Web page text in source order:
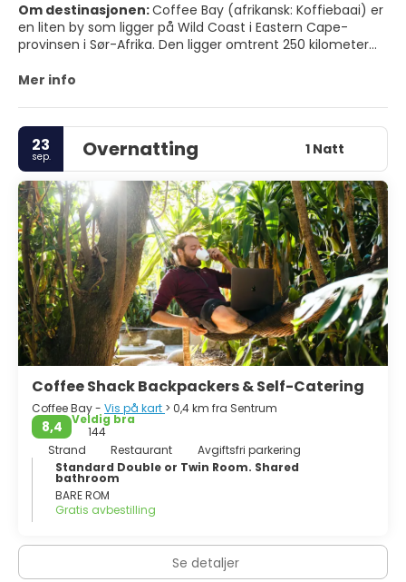
Om destinasjonen:Coffee Bay (afrikansk: Koffiebaai) er
en liten by som ligger på Wild Coast i Eastern Cape-
provinsen i Sør-Afrika. Den ligger omtrent 250 kilometer
mennesker.
Mer info
23
sep. Overnatting 1 Natt
Coffee Shack Backpackers & Self-Catering
Coffee Bay - Vis på kart > 0,4 km fra Sentrum
8,4
Veldig bra
144
Strand
Restaurant
Avgiftsfri parkering
Standard Double or Twin Room. Shared
bathroom
BARE ROM
Gratis avbestilling
Se detaljer